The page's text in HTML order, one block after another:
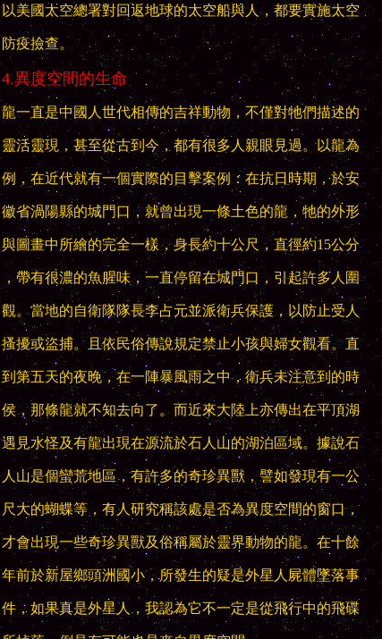
以美國太空總署對回返地球的太空船與人，都要實施太空
防疫撿查。
4.異度空間的生命
龍一直是中國人世代相傳的吉祥動物，不僅對牠們描述的
靈活靈現，甚至從古到今，都有很多人親眼見過。以龍為
例，在近代就有一個實際的目擊案例：在抗日時期，於安
徽省渦陽縣的城門口，就曾出現一條土色的龍，牠的外形
與圖畫中所繪的完全一樣，身長約十公尺，直徑約15公分
，帶有很濃的魚腥味，一直停留在城門口，引起許多人圍
觀。當地的自衛隊隊長李占元並派衛兵保護，以防止受人
搔擾或盜捕。且依民俗傳說規定禁止小孩與婦女觀看。直
到第五天的夜晚，在一陣暴風雨之中，衛兵未注意到的時
侯，那條龍就不知去向了。而近來大陸上亦傳出在平頂湖
遇見水怪及有龍出現在源流於石人山的湖泊區域。據說石
人山是個蠻荒地區，有許多的奇珍異獸，譬如發現有一公
尺大的蝴蝶等，有人研究稱該處是否為異度空間的窗口，
才會出現一些奇珍異獸及俗稱屬於靈界動物的龍。在十餘
年前於新屋鄉頭洲國小，所發生的疑是外星人屍體墜落事
件，如果真是外星人，我認為它不一定是從飛行中的飛碟